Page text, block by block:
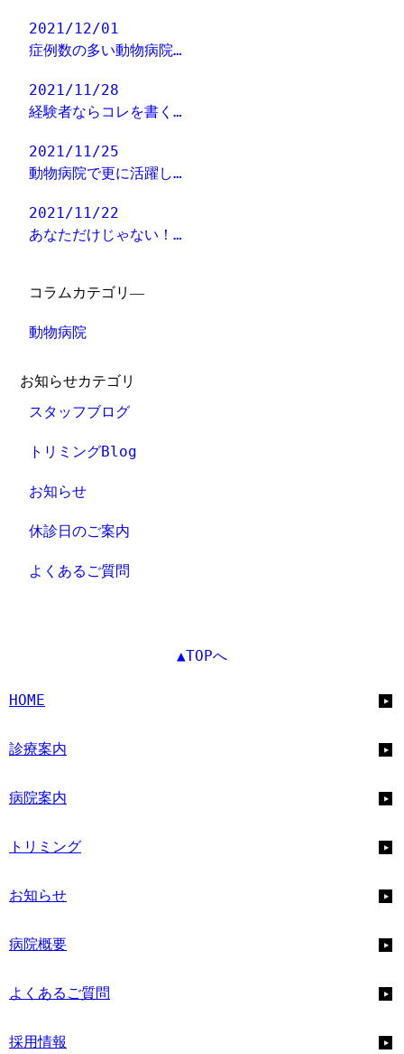
2021/12/01
症例数の多い動物病院…
2021/11/28
経験者ならコレを書く…
2021/11/25
動物病院で更に活躍し…
2021/11/22
あなただけじゃない！…
コラムカテゴリ―
動物病院
お知らせカテゴリ
スタッフブログ
トリミングBlog
お知らせ
休診日のご案内
よくあるご質問
▲TOPへ
HOME
診療案内
病院案内
トリミング
お知らせ
病院概要
よくあるご質問
採用情報